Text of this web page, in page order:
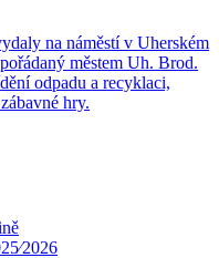
na náměstí v Uherském
městem Uh. Brod.
odpadu a recyklaci,
hry.